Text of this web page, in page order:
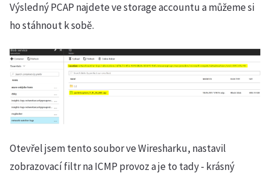
Výsledný PCAP najdete ve storage accountu a můžeme si
ho stáhnout k sobě.
Otevřel jsem tento soubor ve Wiresharku, nastavil
zobrazovací filtr na ICMP provoz a je to tady - krásný